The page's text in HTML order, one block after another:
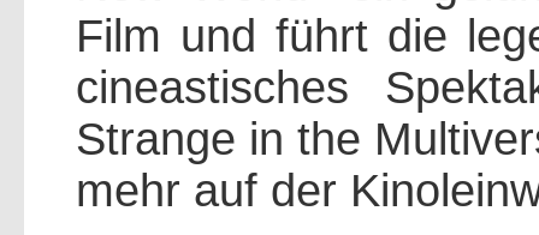
Film und führt die
cineastisches
Strange in the
mehr auf der